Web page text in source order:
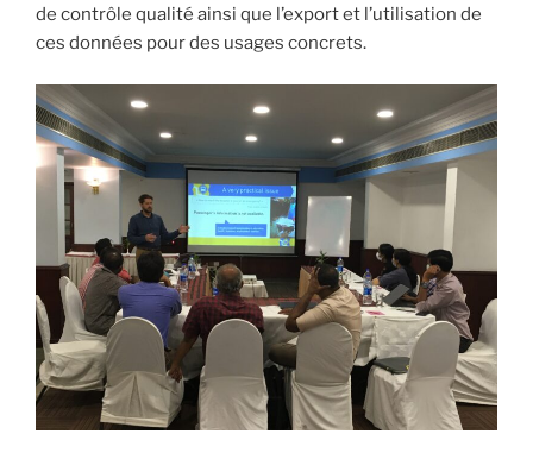
de contrôle qualité ainsi que l’export et l’utilisation de
ces données pour des usages concrets.